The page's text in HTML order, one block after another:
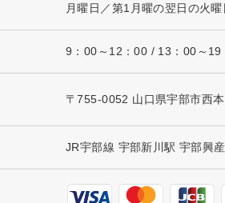
月曜日／第1月曜の翌日の火
9：00～12：00 / 13：00～19
〒755-0052 山口県宇部市西
JR宇部線 宇部新川駅 宇部興